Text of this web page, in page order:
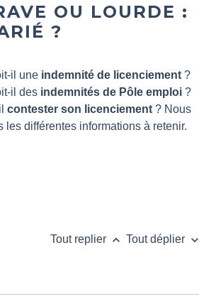
OU LOURDE :
?
il une indemnité de licenciement ?
il des indemnités de Pôle emploi ?
ilcontester son licenciement ? Nous
les différentes informations à retenir.
Tout replier keyboard_arrow_up Tout déplier keyboard_arrow_down